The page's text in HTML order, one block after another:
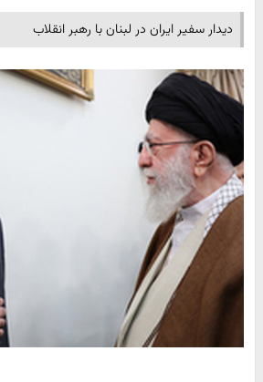
دیدار سفیر ایران در لبنان با رهبر انقلاب